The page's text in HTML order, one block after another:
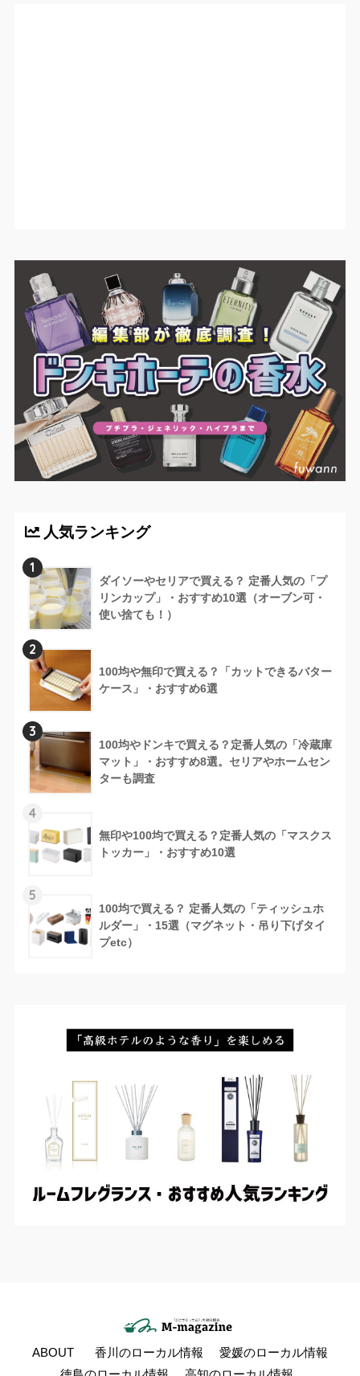
人気ランキング
1
ダイソーやセリアで買える？ 定番人気の「プ
リンカップ」・おすすめ10選（オーブン可・
使い捨ても！）
2
100均や無印で買える？「カットできるバター
ケース」・おすすめ6選
3
100均やドンキで買える？定番人気の「冷蔵庫
マット」・おすすめ8選。セリアやホームセン
ターも調査
4
無印や100均で買える？定番人気の「マスクス
トッカー」・おすすめ10選
5
100均で買える？ 定番人気の「ティッシュホ
ルダー」・15選（マグネット・吊り下げタイ
プetc）
ABOUT 香川のローカル情報
愛媛のローカル情報